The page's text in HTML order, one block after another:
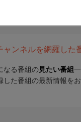
ンネルを網羅した
なる番組の 見たい番組
した番組の最新情報を